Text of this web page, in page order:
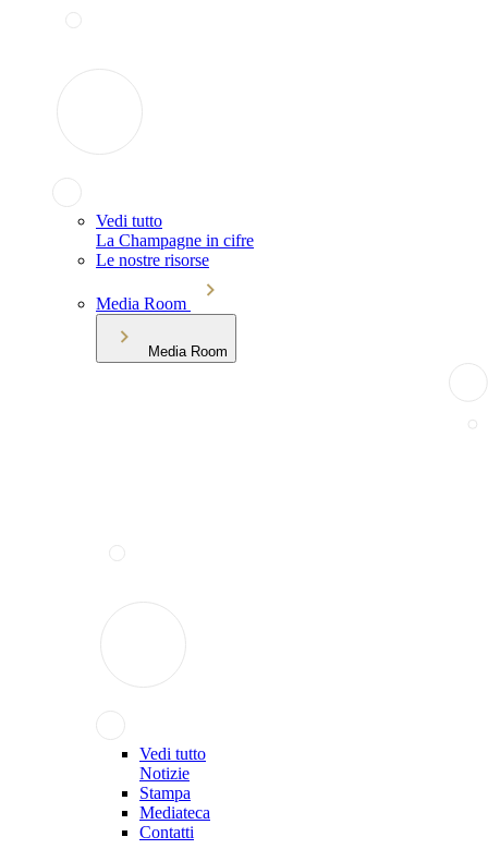
Vedi tutto
La Champagne in cifre
Le nostre risorse
Media Room
Media Room
Vedi tutto
Notizie
Stampa
Mediateca
Contatti